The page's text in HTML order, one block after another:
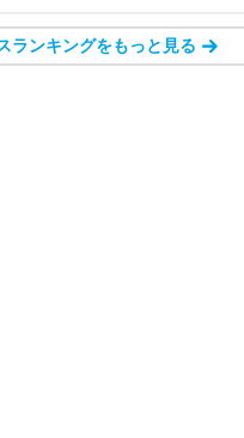
ランキングをもっと見る